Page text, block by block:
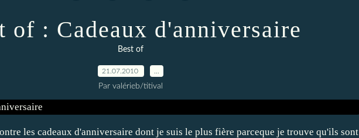
of : Cadeaux d'anniversaire
Best of
21.07.2010
Par valérieb/titival
les cadeaux d'anniversaire dont je suis le plus fière parceque je trouve qu'ils sont